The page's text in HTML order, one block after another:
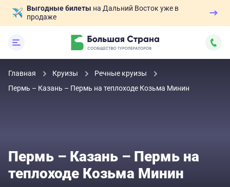
Выгодные билеты на Дальний Восток уже в
продаже
Главная Круизы
Речные круизы
Пермь – Казань – Пермь на теплоходе Козьма Минин
Пермь – Казань – Пермь на
теплоходе Козьма Минин